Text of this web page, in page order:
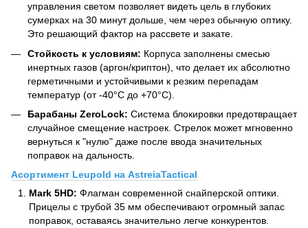
управления светом позволяет видеть цель в глубоких
сумерках на 30 минут дольше, чем через обычную оптику.
Это решающий фактор на рассвете и закате.
Стойкость к условиям: Корпуса заполнены смесью
инертных газов (аргон/криптон), что делает их абсолютно
герметичными и устойчивыми к резким перепадам
температур (от -40°C до +70°C).
Барабаны ZeroLock: Система блокировки предотвращает
случайное смещение настроек. Стрелок может мгновенно
вернуться к "нулю" даже после ввода значительных
поправок на дальность.
Асортимент Leupold на AstreiaTactical
Mark 5HD: Флагман современной снайперской оптики.
Прицелы с трубой 35 мм обеспечивают огромный запас
поправок, оставаясь значительно легче конкурентов.